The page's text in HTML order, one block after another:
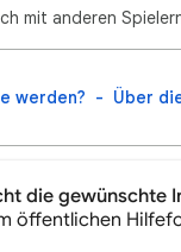
mit anderen
werden? Über
die gewünschte
öffentlichen